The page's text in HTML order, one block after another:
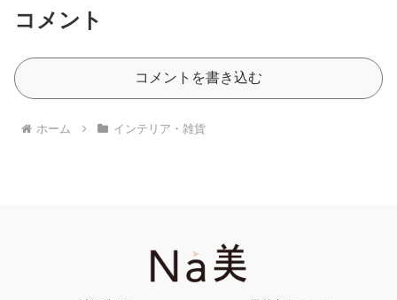
コメント
コメントを書き込む
ホーム インテリア・雑貨